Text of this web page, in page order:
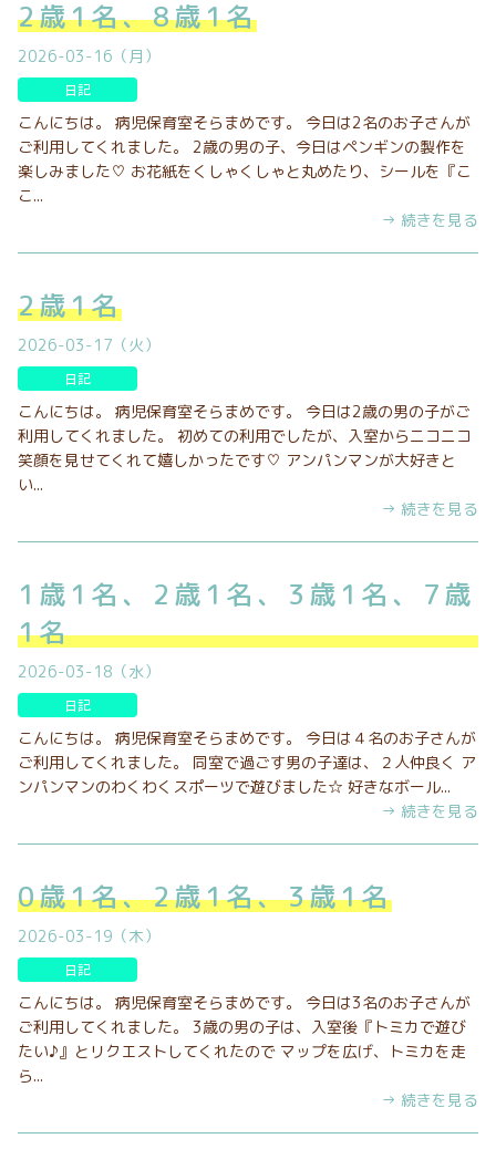
2歳1名、8歳1名
2026-03-16（月）
日記
こんにちは。 病児保育室そらまめです。 今日は2名のお子さんが
ご利用してくれました。 2歳の男の子、今日はペンギンの製作を
楽しみました♡ お花紙をくしゃくしゃと丸めたり、シールを『こ
こ...
→ 続きを見る
2歳1名
2026-03-17（火）
日記
こんにちは。 病児保育室そらまめです。 今日は2歳の男の子がご
利用してくれました。 初めての利用でしたが、入室からニコニコ
笑顔を見せてくれて嬉しかったです♡ アンパンマンが大好きと
い...
→ 続きを見る
1歳1名、2歳1名、3歳1名、7歳
1名
2026-03-18（水）
日記
こんにちは。 病児保育室そらまめです。 今日は４名のお子さんが
ご利用してくれました。 同室で過ごす男の子達は、２人仲良く ア
ンパンマンのわくわくスポーツで遊びました☆ 好きなボール...
→ 続きを見る
0歳1名、2歳1名、3歳1名
2026-03-19（木）
日記
こんにちは。 病児保育室そらまめです。 今日は3名のお子さんが
ご利用してくれました。 3歳の男の子は、入室後『トミカで遊び
たい♪』とリクエストしてくれたので マップを広げ、トミカを走
ら...
→ 続きを見る